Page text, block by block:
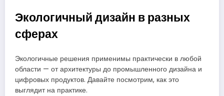
Экологичный дизайн в разных
сферах
Экологичные решения применимы практически в любой
области — от архитектуры до промышленного дизайна и
цифровых продуктов. Давайте посмотрим, как это
выглядит на практике.